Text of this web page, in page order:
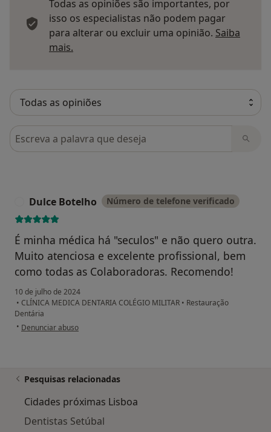
Todas as opiniões são importantes, por
isso os especialistas não podem pagar
para alterar ou excluir uma opinião. Saiba
mais.
Pesquisar em opiniões
Dulce Botelho Número de telefone verificado
É minha médica há "seculos" e não quero outra.
Muito atenciosa e excelente profissional, bem
como todas as Colaboradoras. Recomendo!
10 de julho de 2024
• CLÍNICA MEDICA DENTARIA COLÉGIO MILITAR • Restauração
Dentária
• na opinião do utilizador Dulce Botelho
Denunciar abuso
Pesquisas relacionadas
Cidades próximas Lisboa
Dentistas Setúbal